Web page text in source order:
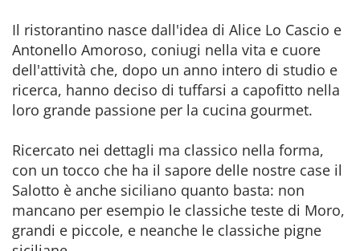
Il ristorantino nasce dall'idea di Alice Lo Cascio e
Antonello Amoroso, coniugi nella vita e cuore
dell'attività che, dopo un anno intero di studio e
ricerca, hanno deciso di tuffarsi a capofitto nella
loro grande passione per la cucina gourmet.
Ricercato nei dettagli ma classico nella forma,
con un tocco che ha il sapore delle nostre case il
Salotto è anche siciliano quanto basta: non
mancano per esempio le classiche teste di Moro,
grandi e piccole, e neanche le classiche pigne